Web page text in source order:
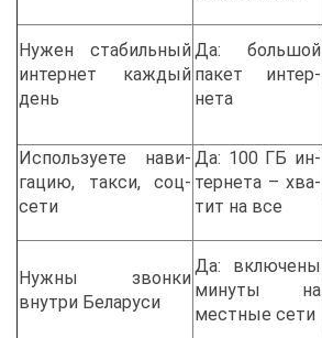
Ну­жен ста­биль­ный
ин­тер­нет каж­дый
день
Да: боль­шой
па­кет ин­тер­
не­та
Ис­поль­зу­е­те на­ви­
га­цию, так­си, соц­
се­ти
Да: 100 ГБ ин­
тер­не­та – хва­
тит на все
Нуж­ны звон­ки
внут­ри Бе­ла­ру­си
Да: вклю­че­ны
ми­ну­ты на
мест­ные се­ти